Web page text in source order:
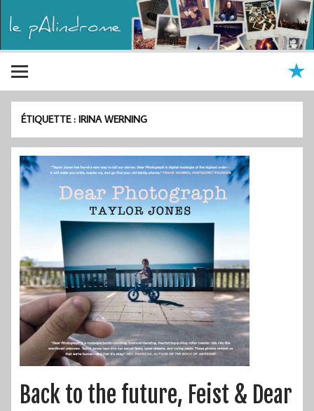
ÉTIQUETTE :IRINA WERNING
Back to the future, Feist & Dear